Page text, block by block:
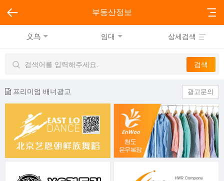
부동산정보
义乌 임대 상세검색
프리미엄 배너광고 광고문의